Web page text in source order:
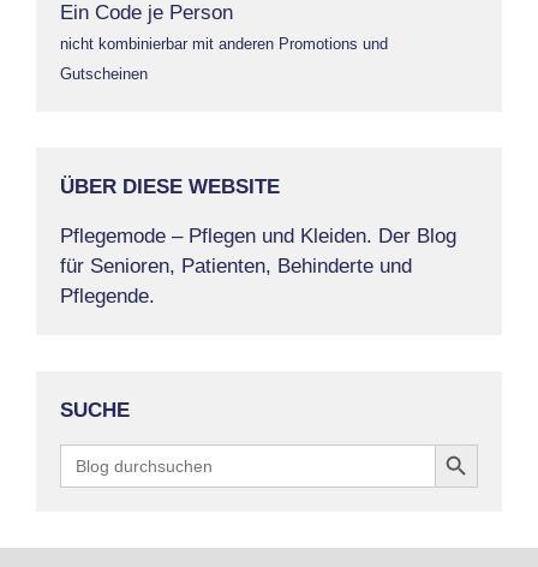
Ein Code je Person
nicht kombinierbar mit anderen Promotions und
Gutscheinen
ÜBER DIESE WEBSITE
Pflegemode – Pflegen und Kleiden. Der Blog
für Senioren, Patienten, Behinderte und
Pflegende.
SUCHE
for:
Search Button